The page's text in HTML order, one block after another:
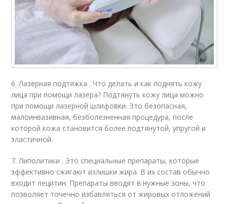
6. Лазерная подтяжка . Что делать и как поднять кожу
лица при помощи лазера? Подтянуть кожу лица можно
при помощи лазерной шлифовки. Это безопасная,
малоинвазивная, безболезненная процедура, после
которой кожа становится более подтянутой, упругой и
эластичной.
7. Липолитики . Это специальные препараты, которые
эффективно сжигают излишки жира. В их состав обычно
входит лецитин. Препараты вводят в нужные зоны, что
позволяет точечно избавляться от жировых отложений